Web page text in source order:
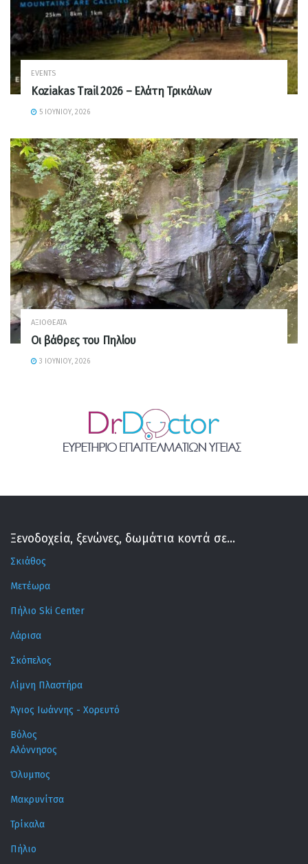
EVENTS
Koziakas Trail 2026 – Ελάτη Τρικάλων
5 ΙΟΥΝΊΟΥ, 2026
ΑΞΙΟΘΈΑΤΑ
Οι βάθρες του Πηλίου
3 ΙΟΥΝΊΟΥ, 2026
Ξενοδοχεία, ξενώνες, δωμάτια κοντά σε...
Σκιάθος
Μετέωρα
Πήλιο Ski Center
Λάρισα
Σκόπελος
Λίμνη Πλαστήρα
Άγιος Ιωάννης - Χορευτό
Βόλος
Αλόννησος
Όλυμπος
Μακρυνίτσα
Τρίκαλα
Πήλιο